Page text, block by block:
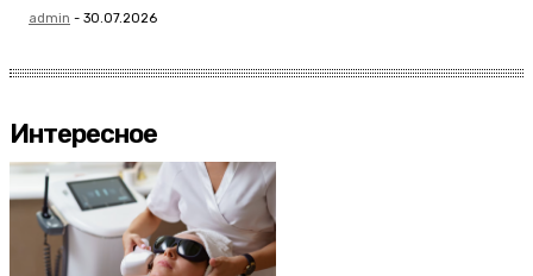
admin - 30.07.2026
Интересное